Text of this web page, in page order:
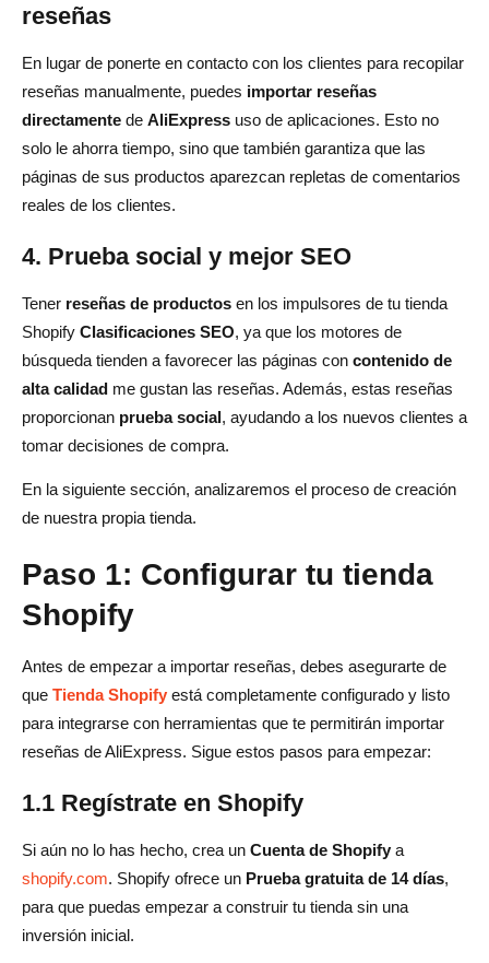
reseñas
En lugar de ponerte en contacto con los clientes para recopilar
reseñas manualmente, puedes importar reseñas
directamente de AliExpress uso de aplicaciones. Esto no
solo le ahorra tiempo, sino que también garantiza que las
páginas de sus productos aparezcan repletas de comentarios
reales de los clientes.
4. Prueba social y mejor SEO
Tener reseñas de productos en los impulsores de tu tienda
Shopify Clasificaciones SEO, ya que los motores de
búsqueda tienden a favorecer las páginas con contenido de
alta calidad me gustan las reseñas. Además, estas reseñas
proporcionan prueba social, ayudando a los nuevos clientes a
tomar decisiones de compra.
En la siguiente sección, analizaremos el proceso de creación
de nuestra propia tienda.
Paso 1: Configurar tu tienda
Shopify
Antes de empezar a importar reseñas, debes asegurarte de
que Tienda Shopify está completamente configurado y listo
para integrarse con herramientas que te permitirán importar
reseñas de AliExpress. Sigue estos pasos para empezar:
1.1 Regístrate en Shopify
Si aún no lo has hecho, crea un Cuenta de Shopify a
shopify.com. Shopify ofrece un Prueba gratuita de 14 días,
para que puedas empezar a construir tu tienda sin una
inversión inicial.